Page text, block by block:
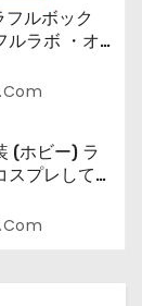
ルボック
ボ ・オ
ンタルサー
ーン！
(ホビー) ラ
プレして、